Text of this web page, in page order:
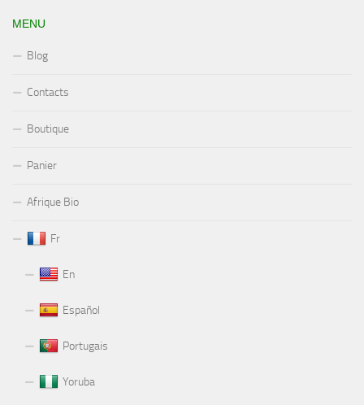
MENU
Blog
Contacts
Boutique
Panier
Afrique Bio
Fr
En
Español
Portugais
Yoruba